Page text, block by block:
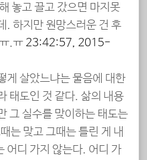
놓고 끌고 갔으면 마지못
. 하지만 원망스러운 건 후
.ㅠ 23:42:57, 2015-
게 살았느냐는 물음에 대한
태도인 것 같다. 삶의 내용
그 실수를 맞이하는 태도는
는 맞고 그때는 틀린 게 내
어디 가지 않는다. 어디 가